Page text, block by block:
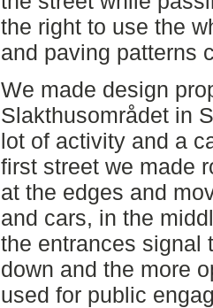
the right to use the
and paving patterns
We made design
Slakthusområdet in
lot of activity and a
first street we made
at the edges and
and cars, in the
the entrances signal
down and the more
used for public